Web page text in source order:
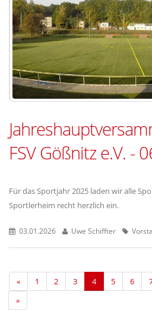
FSV Gößnitz e.V. -
Für das Sportjahr 2025 laden wir alle
Sportlerheim recht herzlich ein.
03.01.2026 Uwe Schiffter
« 1 2 3 4 5 6
»